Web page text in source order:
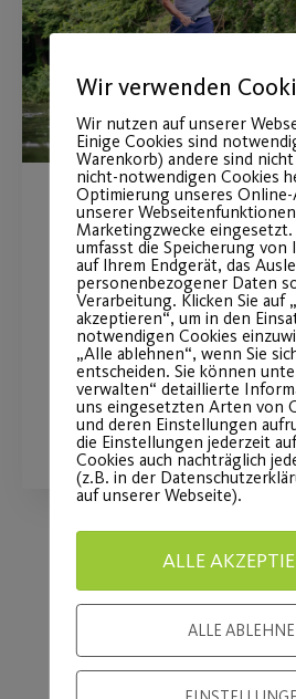
Entdecke das
Stand Up
Einsteigerkurse, Yoga,
Teamevent und
WEITERLESEN
Wir verwenden
Wir nutzen auf unserer
Einige Cookies sind
Warenkorb) andere sind
nicht-notwendigen Cookies
Optimierung unseres
unserer
Marketingzwecke
umfasst die Speicherung
auf Ihrem Endgerät, das
personenbezogener Daten
Verarbeitung. Klicken Sie auf
akzeptieren“, um in den
notwendigen Cookies
„Alle ablehnen“, wenn Sie
entscheiden. Sie können
verwalten“ detaillierte
uns eingesetzten Arten von
und deren Einstellungen
die Einstellungen jederzeit
Cookies auch nachträglich
(z.B. in der
auf unserer Webseite).
ALLE
ALLE